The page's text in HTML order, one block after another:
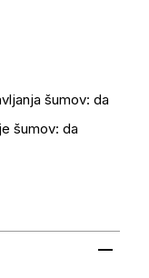
šumov: da
šumov: da